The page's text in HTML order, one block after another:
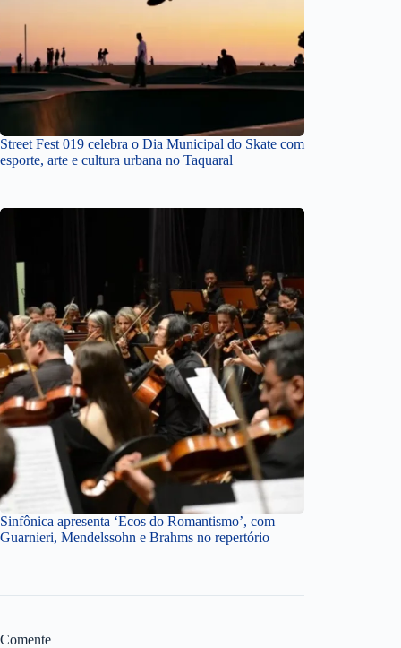
Street Fest 019 celebra o Dia Municipal do Skate com
esporte, arte e cultura urbana no Taquaral
Sinfônica apresenta ‘Ecos do Romantismo’, com
Guarnieri, Mendelssohn e Brahms no repertório
Comente